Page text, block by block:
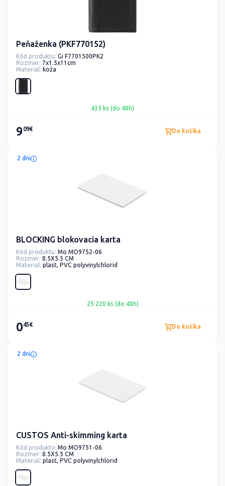
Peňaženka (PKF770152)
Kód produktu: Gi F7701500PK2
Rozmer: 7x1.5x11cm
Material: koža
435 ks (do 48h)
909€ Do košíka
2 dni
BLOCKING blokovacia karta
Kód produktu: Mo MO9752-06
Rozmer: 8.5X5.5 CM
Material: plast, PVC polyvinylchlorid
25 220 ks (do 48h)
045€ Do košíka
2 dni
CUSTOS Anti-skimming karta
Kód produktu: Mo MO9751-06
Rozmer: 8.5X5.5 CM
Material: plast, PVC polyvinylchlorid